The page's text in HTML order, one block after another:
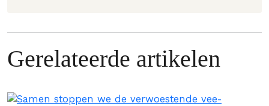
Gerelateerde artikelen